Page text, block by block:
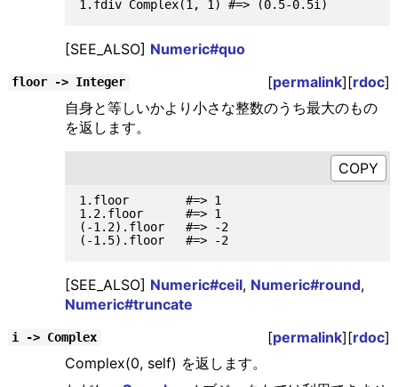
[SEE_ALSO] Numeric#quo
floor -> Integer [permalink][rdoc]
自身と等しいかより小さな整数のうち最大のもの
を返します。
1.floor        #=> 1
1.2.floor      #=> 1
(-1.2).floor   #=> -2
(-1.5).floor   #=> -2
[SEE_ALSO] Numeric#ceil, Numeric#round,
Numeric#truncate
i -> Complex [permalink][rdoc]
Complex(0, self) を返します。